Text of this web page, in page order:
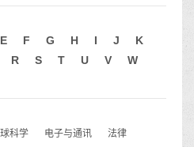
E F G H I J
K
R S T U V
W
科学 电子与通讯
法律